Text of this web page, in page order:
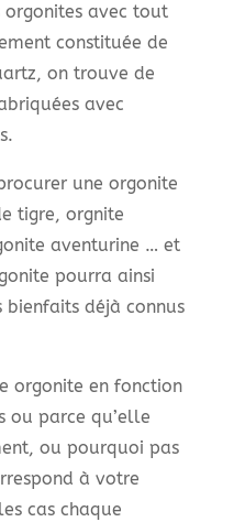
orgonites avec tout
constituée de
on trouve de
avec
une orgonite
tigre, orgnite
aventurine … et
pourra ainsi
déjà connus
orgonite en fonction
ou parce qu’elle
ou pourquoi pas
à votre
cas chaque